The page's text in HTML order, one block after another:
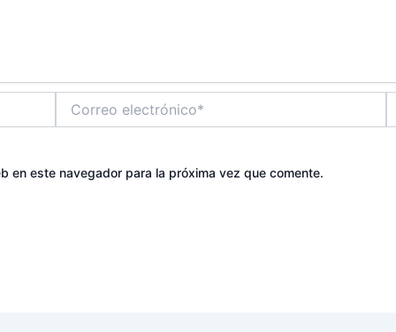
electrónico*
en este navegador para la próxima vez que comente.